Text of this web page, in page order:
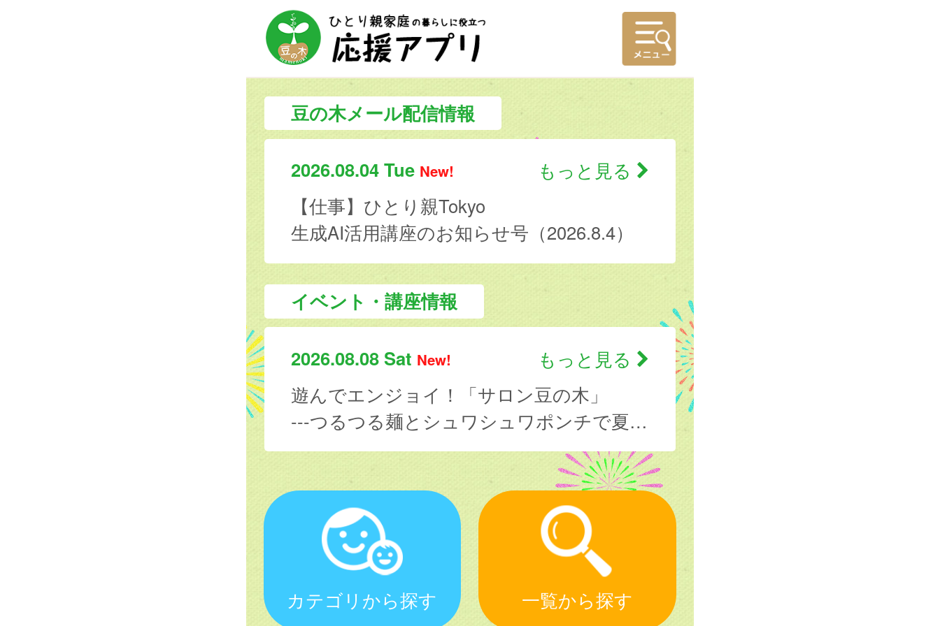
豆の木メール配信情報
もっと見る
2026.08.04 Tue New!
【仕事】ひとり親Tokyo
生成AI活用講座のお知らせ号（2026.8.4）
イベント・講座情報
もっと見る
2026.08.08 Sat New!
遊んでエンジョイ！「サロン豆の木」
---つるつる麺とシュワシュワポンチで夏を味わおう！---（8月8日）
カテゴリから探す 一覧から探す